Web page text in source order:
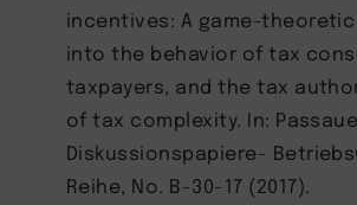
incentives: A game-
into the behavior of tax
taxpayers, and the tax
of tax complexity. In:
Diskussionspapiere-
Reihe, No. B-30-17 (2017).